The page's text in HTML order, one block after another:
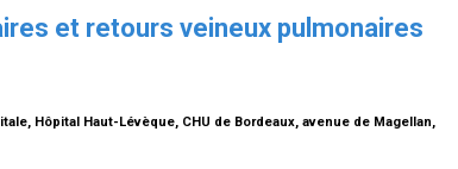
et retours veineux pulmonaires
Hôpital Haut-Lévèque, CHU de Bordeaux, avenue de Magellan,